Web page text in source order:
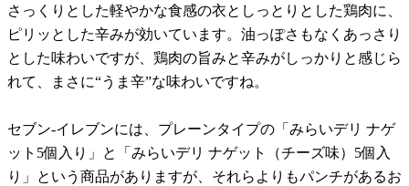
さっくりとした軽やかな食感の衣としっとりとした鶏肉に、
ピリッとした辛みが効いています。油っぽさもなくあっさり
とした味わいですが、鶏肉の旨みと辛みがしっかりと感じら
れて、まさに“うま辛”な味わいですね。
セブン-イレブンには、プレーンタイプの「みらいデリ ナゲ
ット5個入り」と「みらいデリ ナゲット（チーズ味）5個入
り」という商品がありますが、それらよりもパンチがあるお